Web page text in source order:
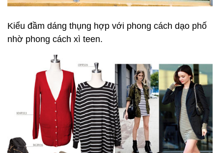
Kiểu đầm dáng thụng hợp với phong cách dạo phố
nhờ phong cách xì teen.